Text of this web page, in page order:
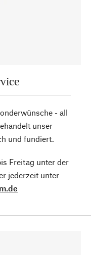
- all
unser
und fundiert.
Freitag unter der
jederzeit unter